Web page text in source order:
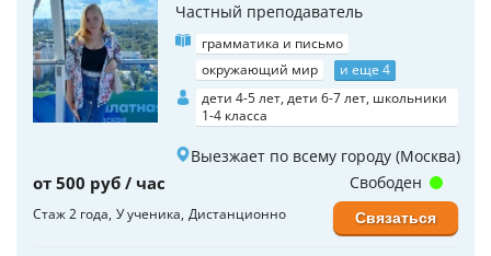
Частный преподаватель
грамматика и письмо
окружающий мир
и еще 4
дети 4-5 лет, дети 6-7 лет, школьники
1-4 класса
Выезжает по всему городу (Москва)
от 500 руб / час
Стаж 2 года У ученика Дистанционно
Свободен
Связаться